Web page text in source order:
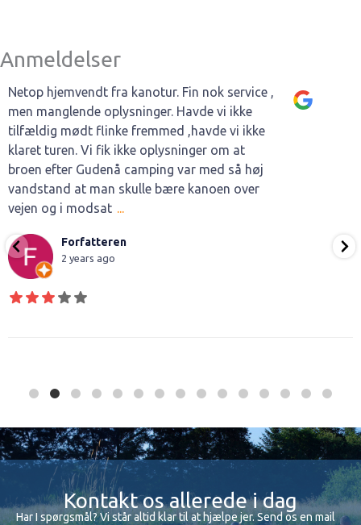
Anmeldelser
Netop hjemvendt fra kanotur. Fin nok service ,
men manglende oplysninger. Havde vi ikke
tilfældig mødt flinke fremmed ,havde vi ikke
klaret turen. Vi fik ikke oplysninger om at
broen efter Gudenå camping var med så høj
vandstand at man skulle bære kanoen over
vejen og i modsat ...
Forfatteren
2 years ago
Kontakt os allerede i dag
Har I spørgsmål? Vi står altid klar til at hjælpe jer. Send os en mail